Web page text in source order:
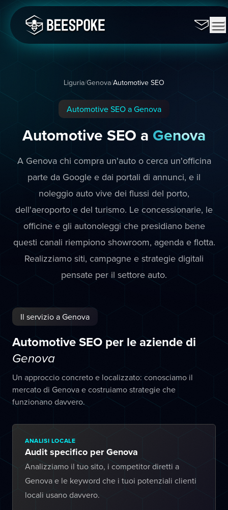
Liguria/Genova/Automotive SEO
Automotive SEO a Genova
Automotive SEO a Genova
A Genova chi compra un'auto o cerca un'officina
parte da Google e dai portali di annunci, e il
noleggio auto vive dei flussi del porto,
dell'aeroporto e del turismo. Le concessionarie, le
officine e gli autonoleggi che presidiano bene
questi canali riempiono showroom, agenda e flotta.
Realizziamo siti, campagne e strategie digitali
pensate per il settore auto.
Il servizio a Genova
Automotive SEO per le aziende di
Genova
Un approccio concreto e localizzato: conosciamo il
mercato di Genova e costruiamo strategie che
funzionano davvero.
ANALISI LOCALE
Audit specifico per Genova
Analizziamo il tuo sito, i competitor diretti a
Genova e le keyword che i tuoi potenziali clienti
locali usano davvero.